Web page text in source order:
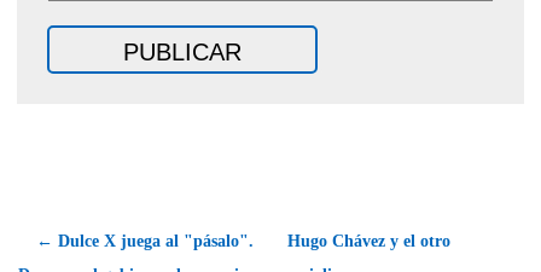
← Dulce X juega al "pásalo".
Hugo Chávez y el otro